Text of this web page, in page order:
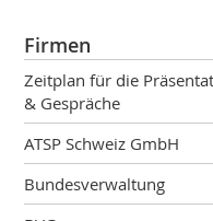
Firmen
Zeitplan für die
& Gespräche
ATSP Schweiz GmbH
Bundesverwaltung